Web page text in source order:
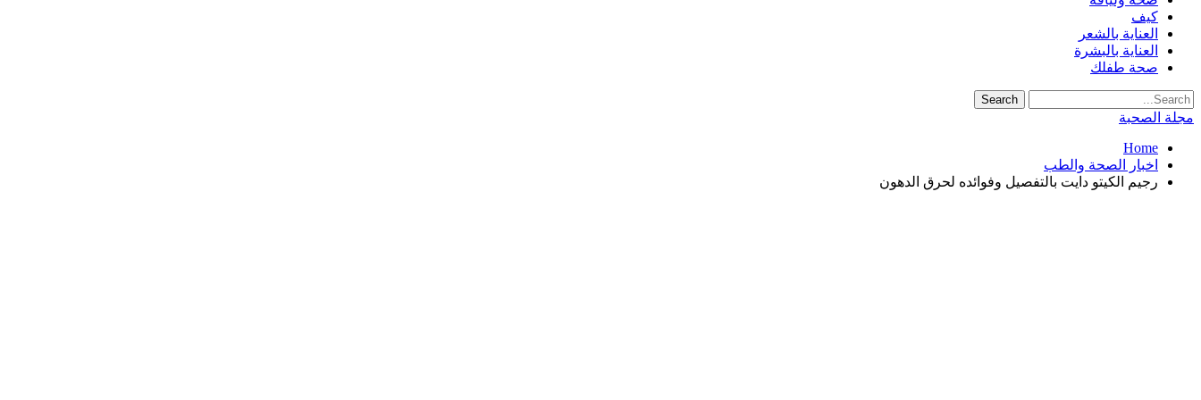
كيف
العناية بالشعر
العناية بالبشرة
صحة طفلك
مجلة الصحبة
Home
اخبار الصحة والطب
رجيم الكيتو دايت بالتفصيل وفوائده لحرق الدهون